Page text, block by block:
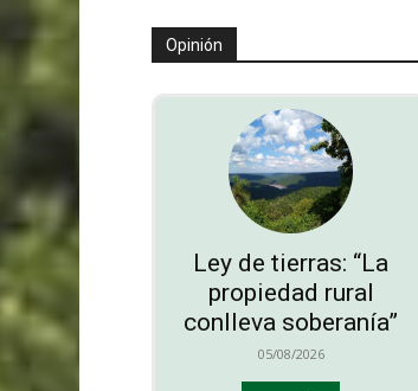
Opinión
Ley de tierras: “La
propiedad rural
conlleva soberanía”
05/08/2026